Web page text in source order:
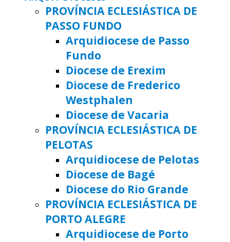
PROVÍNCIA ECLESIÁSTICA DE
PASSO FUNDO
Arquidiocese de Passo
Fundo
Diocese de Erexim
Diocese de Frederico
Westphalen
Diocese de Vacaria
PROVÍNCIA ECLESIÁSTICA DE
PELOTAS
Arquidiocese de Pelotas
Diocese de Bagé
Diocese do Rio Grande
PROVÍNCIA ECLESIÁSTICA DE
PORTO ALEGRE
Arquidiocese de Porto